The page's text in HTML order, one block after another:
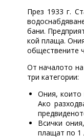
През 1933 г.
бани.
кой плаща.
обществените
От началото на
три категории:
Ония, които
Ако
Всички
плащат по 1